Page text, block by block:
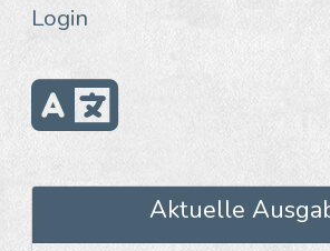
Login
Aktuelle